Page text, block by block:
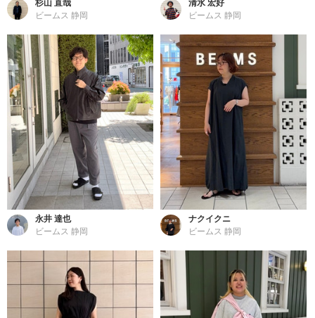
杉山 直哉
ビームス 静岡
清水 宏好
ビームス 静岡
永井 達也
ビームス 静岡
ナクイクニ
ビームス 静岡